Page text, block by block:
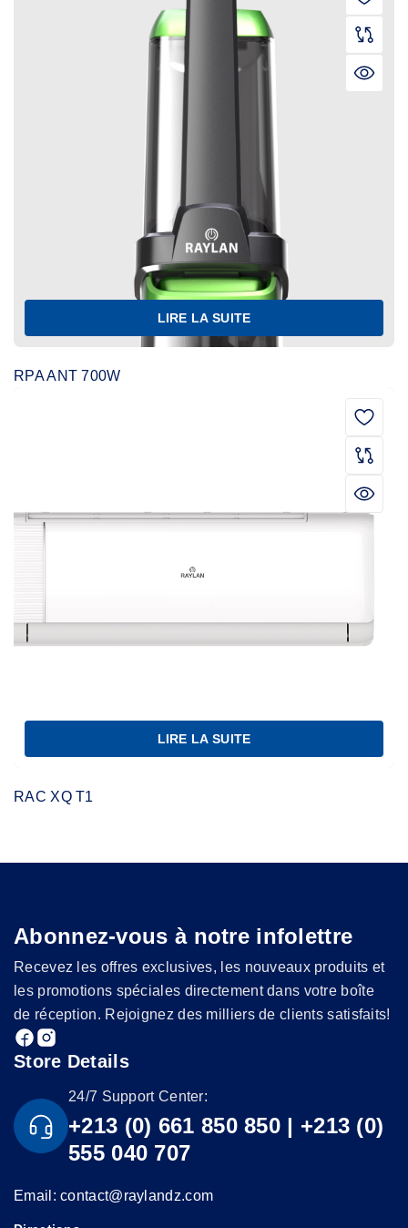
LIRE LA SUITE
RPA ANT 700W
LIRE LA SUITE
RAC XQ T1
Abonnez-vous à notre infolettre
Recevez les offres exclusives, les nouveaux produits et
les promotions spéciales directement dans votre boîte
de réception. Rejoignez des milliers de clients satisfaits!
Store Details
24/7 Support Center:
+213 (0) 661 850 850 | +213 (0)
555 040 707
Email: contact@raylandz.com